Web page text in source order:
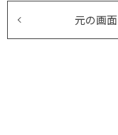
元の画